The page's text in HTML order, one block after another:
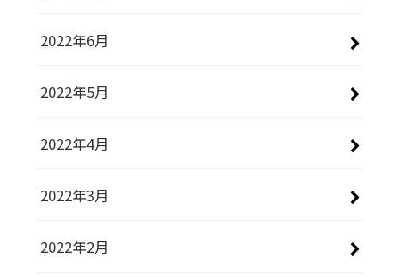
2022年6月
2022年5月
2022年4月
2022年3月
2022年2月